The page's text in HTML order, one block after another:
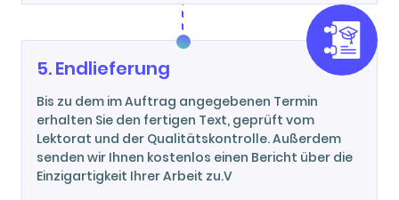
5. Endlieferung
Bis zu dem im Auftrag angegebenen Termin
erhalten Sie den fertigen Text, geprüft vom
Lektorat und der Qualitätskontrolle. Außerdem
senden wir Ihnen kostenlos einen Bericht über die
Einzigartigkeit Ihrer Arbeit zu.V